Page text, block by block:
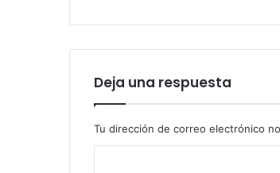
Deja una respuesta
Tu dirección de correo electrónico